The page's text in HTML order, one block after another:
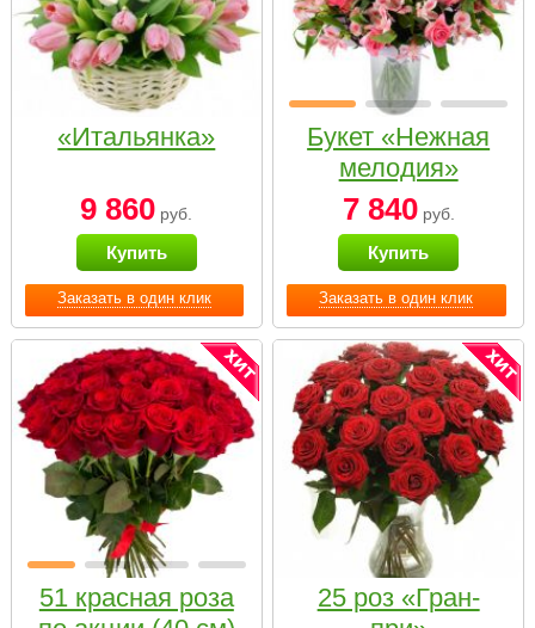
Заказать в один клик
«Итальянка»
9 860 руб.
Купить
Заказать в один клик
Букет «Нежная
мелодия»
7 840руб.
Купить
51 красная роза
25 роз «Гран-